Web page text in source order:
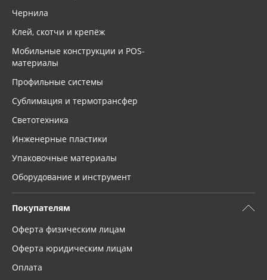
Чернила
Клей, скотчи и крепёж
Мобильные конструкции и POS-
материалы
Профильные системы
Сублимация и термотрансфер
Светотехника
Инженерные пластики
Упаковочные материалы
Оборудование и инструмент
Покупателям
Оферта физическим лицам
Оферта юридическим лицам
Оплата